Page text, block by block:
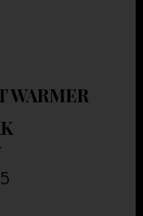
WARMER